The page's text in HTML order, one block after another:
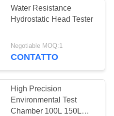
Water Resistance
Hydrostatic Head Tester
Negotiable MOQ:1
CONTATTO
High Precision
Environmental Test
Chamber 100L 150L